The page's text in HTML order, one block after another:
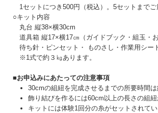
1セットにつき500円（税込）。5セットまでご
○キット内容
丸台 縦38×横30cm
道具箱 縦17×横17㎝（ガイドブック・組玉・
待ち針・ピンセット・ ものさし・作業用シー
※1式で約３㎏あります。
■お申込みにあたっての注意事項
30cmの組紐を完成させるまでの所要時間は
飾り結びを作るには60cm以上の長さの組紐
キットには体験1回分の糸がセットされて